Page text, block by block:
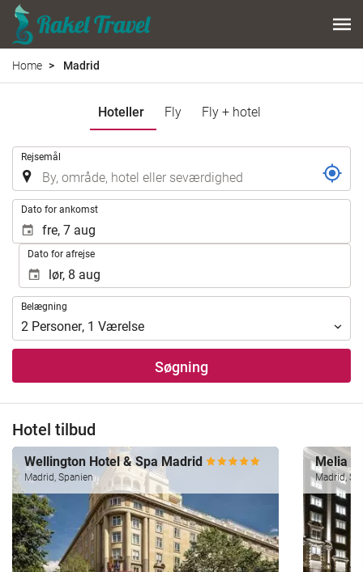
Home Madrid
Hoteller Fly Fly + hotel
Rejsemål
Dato for ankomst
Dato for afrejse
Belægning
Belægning
2 Personer, 1 Værelse
Søgning
Hotel tilbud
Wellington Hotel & Spa Madrid
Madrid, Spanien
Melia
Madrid,